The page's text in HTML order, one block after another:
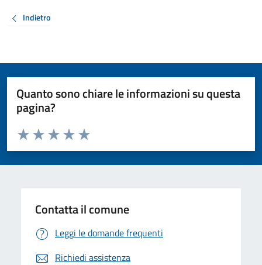
Indietro
Quanto sono chiare le informazioni su questa
pagina?
Valuta da 1 a 5 stelle la pagina
Valuta 5 stelle su 5
Valuta 4 stelle su 5
Valuta 3 stelle su 5
Valuta 2 stelle su 5
Valuta 1 stelle su 5
Contatta il comune
Leggi le domande frequenti
Richiedi assistenza